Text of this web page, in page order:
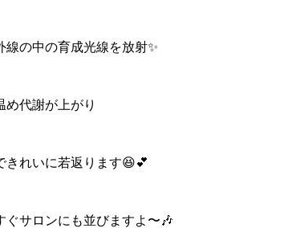
線の中の育成光線を放射✨
め代謝が上がり
きれいに若返ります😆💕
ぐサロンにも並びますよ〜🎶